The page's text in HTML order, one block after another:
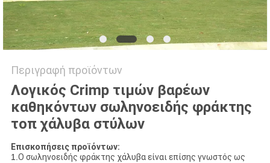
Περιγραφή προϊόντων
Λογικός Crimp τιμών βαρέων
καθηκόντων σωληνοειδής φράκτης
τοπ χάλυβα στύλων
Επισκοπήσεις προϊόντων:
1.Ο σωληνοειδής φράκτης χάλυβα είναι επίσης γνωστός ως